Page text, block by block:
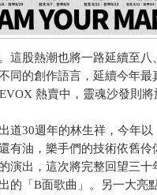
這股熱潮也將一路延續至
同的創作語言，延續今年
熱賣中，靈魂沙發則將
道30週年的林生祥，今年
有油，樂手們的技術依舊
演出，這次將完整回望三
的「B面歌曲」。另一大亮